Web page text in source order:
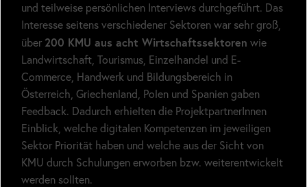
und teilweise persönlichen Interviews durchgeführt. Das
Interesse seitens verschiedener Sektoren war sehr groß,
über 200 KMU aus acht Wirtschaftssektoren wie
Landwirtschaft, Tourismus, Einzelhandel und E-
Commerce, Handwerk und Bildungsbereich in
Österreich, Griechenland, Polen und Spanien gaben
Feedback. Dadurch erhielten die ProjektpartnerInnen
Einblick, welche digitalen Kompetenzen im jeweiligen
Sektor Priorität haben und welche aus der Sicht von
KMU durch Schulungen erworben bzw. weiterentwickelt
werden sollten.